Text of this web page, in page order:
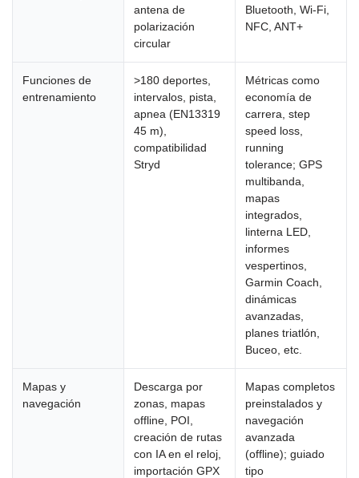
antena de
polarización
circular
Bluetooth, Wi-Fi,
NFC, ANT+
Funciones de
entrenamiento
>180 deportes,
intervalos, pista,
apnea (EN13319
45 m),
compatibilidad
Stryd
Métricas como
economía de
carrera, step
speed loss,
running
tolerance; GPS
multibanda,
mapas
integrados,
linterna LED,
informes
vespertinos,
Garmin Coach,
dinámicas
avanzadas,
planes triatlón,
Buceo, etc.
Mapas y
navegación
Descarga por
zonas, mapas
offline, POI,
creación de rutas
con IA en el reloj,
importación GPX
Mapas completos
preinstalados y
navegación
avanzada
(offline); guiado
tipo